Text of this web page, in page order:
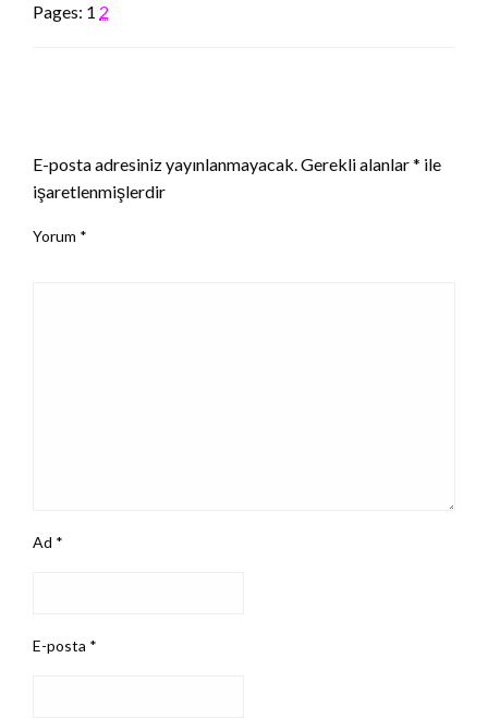
Pages: 1 2
E-posta adresiniz yayınlanmayacak. Gerekli alanlar* ile
işaretlenmişlerdir
Yorum *
Ad *
E-posta *